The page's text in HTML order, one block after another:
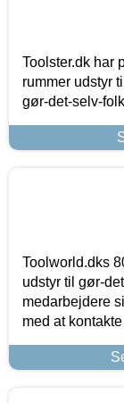
Toolster.dk har
rummer udstyr
gør-det-selv-
Toolworld.dks
udstyr til gør-
medarbejdere
med at